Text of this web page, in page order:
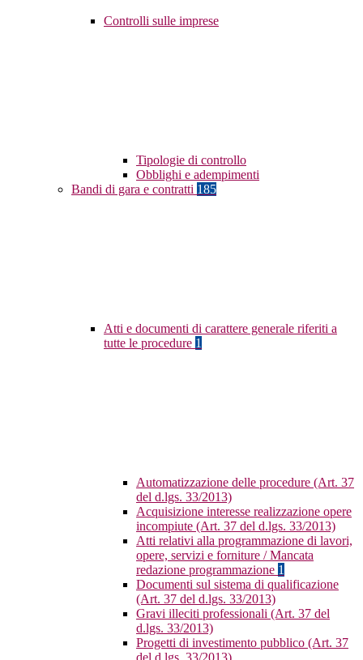
Controlli sulle imprese
Tipologie di controllo
Obblighi e adempimenti
Bandi di gara e contratti 185
Atti e documenti di carattere generale riferiti a
tutte le procedure 1
Automatizzazione delle procedure (Art. 37
del d.lgs. 33/2013)
Acquisizione interesse realizzazione opere
incompiute (Art. 37 del d.lgs. 33/2013)
Atti relativi alla programmazione di lavori,
opere, servizi e forniture / Mancata
redazione programmazione 1
Documenti sul sistema di qualificazione
(Art. 37 del d.lgs. 33/2013)
Gravi illeciti professionali (Art. 37 del
d.lgs. 33/2013)
Progetti di investimento pubblico (Art. 37